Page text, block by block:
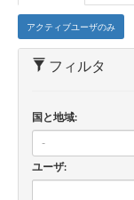
アクティブユーザのみ
フィルタ
国と地域:
-
ユーザ: